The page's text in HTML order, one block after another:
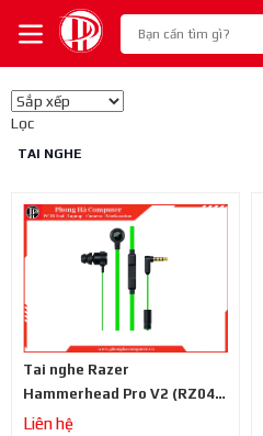
Lọc
TAI NGHE
Tai nghe Razer
Hammerhead Pro V2 (RZ04-
01730100-R3A1)
Liên hệ